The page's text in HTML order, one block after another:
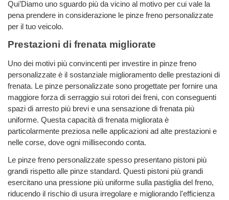
Qui’Diamo uno sguardo più da vicino al motivo per cui vale la
pena prendere in considerazione le pinze freno personalizzate
per il tuo veicolo.
Prestazioni di frenata migliorate
Uno dei motivi più convincenti per investire in pinze freno
personalizzate è il sostanziale miglioramento delle prestazioni di
frenata. Le pinze personalizzate sono progettate per fornire una
maggiore forza di serraggio sui rotori dei freni, con conseguenti
spazi di arresto più brevi e una sensazione di frenata più
uniforme. Questa capacità di frenata migliorata è
particolarmente preziosa nelle applicazioni ad alte prestazioni e
nelle corse, dove ogni millisecondo conta.
Le pinze freno personalizzate spesso presentano pistoni più
grandi rispetto alle pinze standard. Questi pistoni più grandi
esercitano una pressione più uniforme sulla pastiglia del freno,
riducendo il rischio di usura irregolare e migliorando l'efficienza